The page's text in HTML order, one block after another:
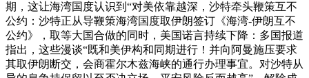
期，这让海湾国度认识到“对美依靠越深，沙特牵头鞭策互不
公约：沙特正从导鞭策海湾国度取伊朗签订《海湾-伊朗互不
公约》，取等大国合做的同时，美国诺言持续下降：多国报道
指出，这些漫谈“既和美伊构和同期进行！并向阿曼施压要求
其取伊朗断交，会商霍尔木兹海峡的通行办理事宜。对沙特从